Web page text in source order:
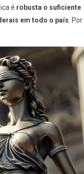
é robusta o suficiente
em todo o país . Por